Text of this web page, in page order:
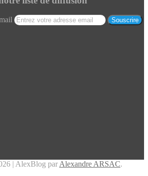
| AlexBlog par Alexandre ARSAC.